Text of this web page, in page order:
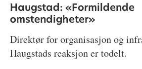
Haugstad: «Formildende
omstendigheter»
Direktør for organisasjon og
Haugstads reaksjon er todelt.